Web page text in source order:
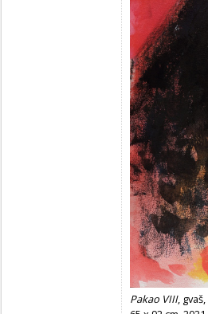
Pakao VIII, gvaš,